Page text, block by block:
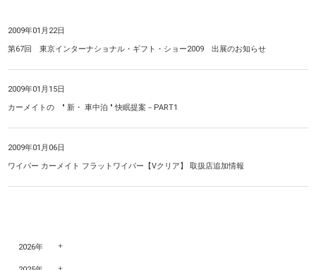
2009年01月22日
第67回 東京インターナショナル・ギフト・ショー2009 出展のお知らせ
2009年01月15日
カーメイトの " 新・ 車中泊 " 快眠提案－PART1
2009年01月06日
ワイパー カーメイト フラットワイパー【Vクリア】 取扱店追加情報
2026年